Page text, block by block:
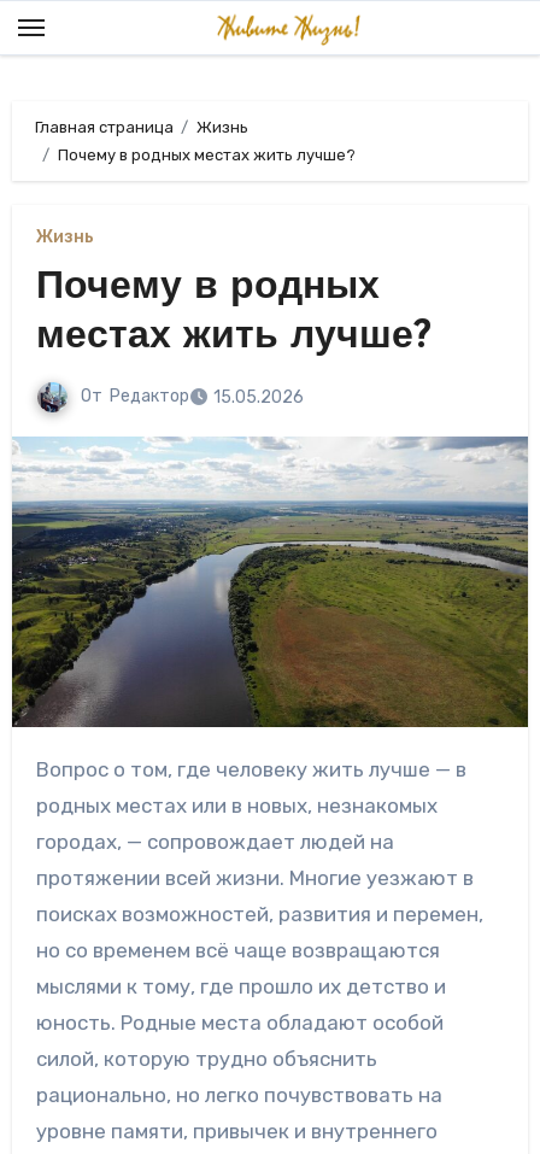
Перейти
к
Главная страница
Жизнь
Почему в родных местах жить лучше?
Жизнь
Почему в родных
местах жить лучше?
От Редактор 15.05.2026
Вопрос о том, где человеку жить лучше — в
родных местах или в новых, незнакомых
городах, — сопровождает людей на
протяжении всей жизни. Многие уезжают в
поисках возможностей, развития и перемен,
но со временем всё чаще возвращаются
мыслями к тому, где прошло их детство и
юность. Родные места обладают особой
силой, которую трудно объяснить
рационально, но легко почувствовать на
уровне памяти, привычек и внутреннего